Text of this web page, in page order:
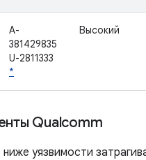
A-
381429835
U-2811333
*
Высокий
Qualcomm
ниже уязвимости